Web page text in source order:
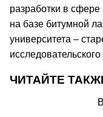
разработки в
на базе битумной
университета –
ЧИТАЙТЕ